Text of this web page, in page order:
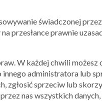
świadczonej
przesłance prawnie
W każdej chwili możesz
administratora lub
zgłosić sprzeciw lub
nas wszystkich